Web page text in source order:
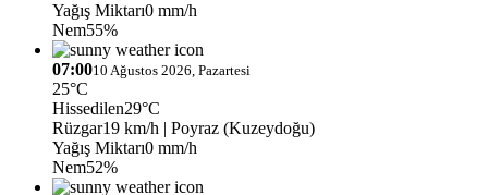
Yağış Miktarı0 mm/h
Nem55%
07:0010 Ağustos 2026, Pazartesi
25°C
Hissedilen29°C
Rüzgar19 km/h | Poyraz (Kuzeydoğu)
Yağış Miktarı0 mm/h
Nem52%